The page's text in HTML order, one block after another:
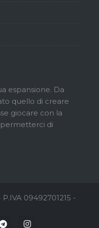
espansione. Da
quello di creare
giocare con la
permetterci di
09492701215 -